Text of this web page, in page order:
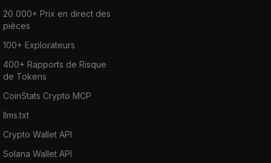
20 000+ Prix en direct des
pièces
100+ Explorateurs
400+ Rapports de Risque
de Tokens
CoinStats Crypto MCP
llms.txt
Crypto Wallet API
Solana Wallet API